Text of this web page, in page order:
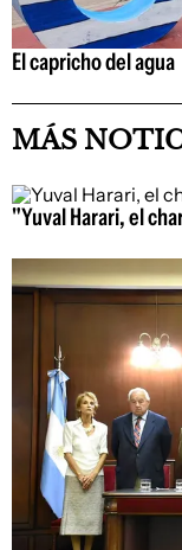
El capricho del agua
MÁS
"Yuval Harari, el